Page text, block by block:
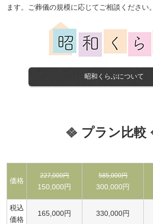
ます。ご葬儀の規模に応じてご相談ください。
昭和くらぶについて
プラン比較
価格
227,000円
150,000円
585,000円
300,000円
税込
価格
165,000円 330,000円